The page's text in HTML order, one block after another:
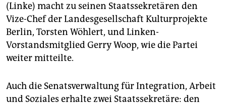
(Linke) macht zu seinen Staatssekretären den
Vize-Chef der Landesgesellschaft Kulturprojekte
Berlin, Torsten Wöhlert, und Linken-
Vorstandsmitglied Gerry Woop, wie die Partei
weiter mitteilte.
Auch die Senatsverwaltung für Integration, Arbeit
und Soziales erhalte zwei Staatssekretäre: den